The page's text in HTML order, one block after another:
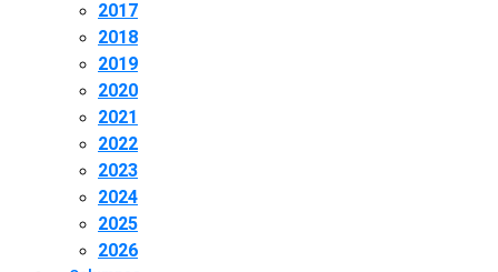
2017
2018
2019
2020
2021
2022
2023
2024
2025
2026